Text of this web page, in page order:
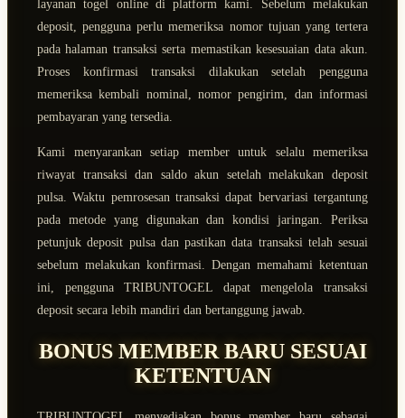
layanan togel online di platform kami. Sebelum melakukan
deposit, pengguna perlu memeriksa nomor tujuan yang tertera
pada halaman transaksi serta memastikan kesesuaian data akun.
Proses konfirmasi transaksi dilakukan setelah pengguna
memeriksa kembali nominal, nomor pengirim, dan informasi
pembayaran yang tersedia.
Kami menyarankan setiap member untuk selalu memeriksa
riwayat transaksi dan saldo akun setelah melakukan deposit
pulsa. Waktu pemrosesan transaksi dapat bervariasi tergantung
pada metode yang digunakan dan kondisi jaringan. Periksa
petunjuk deposit pulsa dan pastikan data transaksi telah sesuai
sebelum melakukan konfirmasi. Dengan memahami ketentuan
ini, pengguna TRIBUNTOGEL dapat mengelola transaksi
deposit secara lebih mandiri dan bertanggung jawab.
BONUS MEMBER BARU SESUAI
KETENTUAN